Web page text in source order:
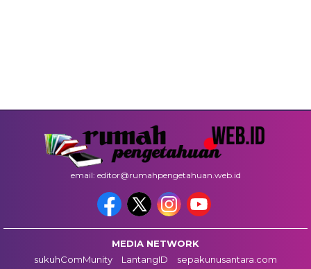
email: editor@rumahpengetahuan.web.id
MEDIA NETWORK
sukuhComMunity
LantangID
sepakunusantara.com